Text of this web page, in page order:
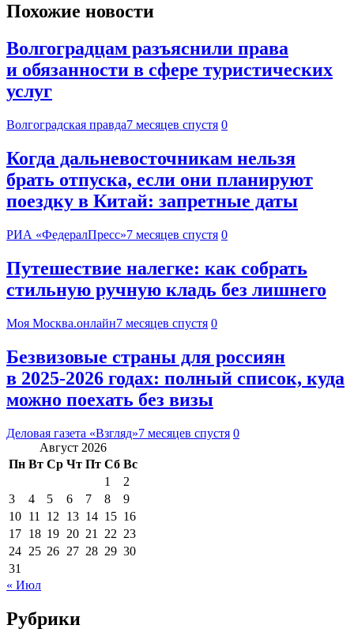
Похожие новости
Волгоградцам разъяснили права
и обязанности в сфере туристических
услуг
Волгоградская правда7 месяцев спустя 0
Когда дальневосточникам нельзя
брать отпуска, если они планируют
поездку в Китай: запретные даты
РИА «ФедералПресс»7 месяцев спустя 0
Путешествие налегке: как собрать
стильную ручную кладь без лишнего
Моя Москва.онлайн7 месяцев спустя 0
Безвизовые страны для россиян
в 2025-2026 годах: полный список, куда
можно поехать без визы
Деловая газета «Взгляд»7 месяцев спустя 0
Август 2026
Пн Вт Ср Чт Пт Сб Вс
1
2
3
4 5 6 7 8
9
10 11 12 13 14 15 16
17 18 19 20 21 22 23
24 25 26 27 28 29 30
31
« Июл
Рубрики